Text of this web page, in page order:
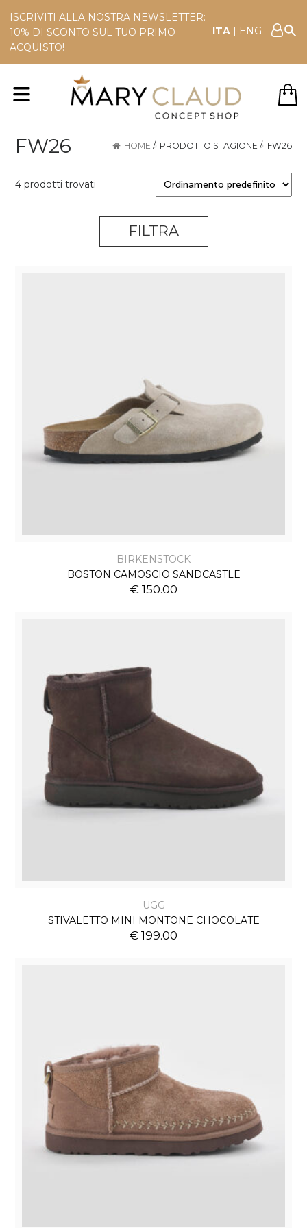
ISCRIVITI ALLA NOSTRA NEWSLETTER:
10% DI SCONTO SUL TUO PRIMO
ACQUISTO!
ITA | ENG
FW26 HOME / PRODOTTO STAGIONE / FW26
4 prodotti trovati
FILTRA
BIRKENSTOCK
BOSTON CAMOSCIO SANDCASTLE
€ 150.00
UGG
STIVALETTO MINI MONTONE CHOCOLATE
€ 199.00